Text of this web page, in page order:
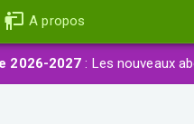
A propos
2026-2027 : Les nouveaux